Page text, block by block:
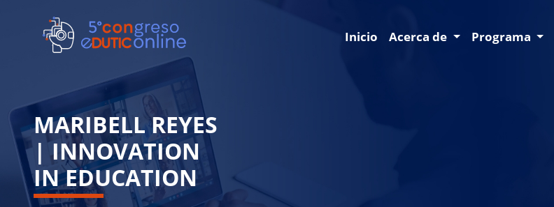
Inicio Acerca de Programa
MARIBELL REYES
| INNOVATION
IN EDUCATION